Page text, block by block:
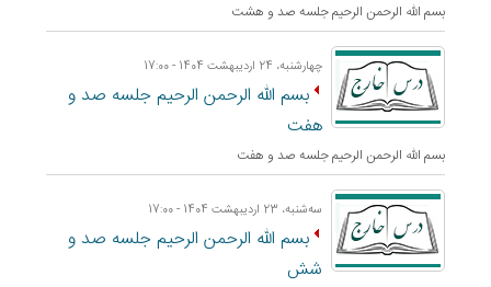
بسم الله الرحمن الرحيم جلسه صد و هشت
چهارشنبه، 24 اردیبهشت 1404 - 17:00
بسم الله الرحمن الرحيم جلسه صد و
هفت
بسم الله الرحمن الرحيم جلسه صد و هفت
ﺳﻪشنبه، 23 اردیبهشت 1404 - 17:00
بسم الله الرحمن الرحيم جلسه صد و
شش